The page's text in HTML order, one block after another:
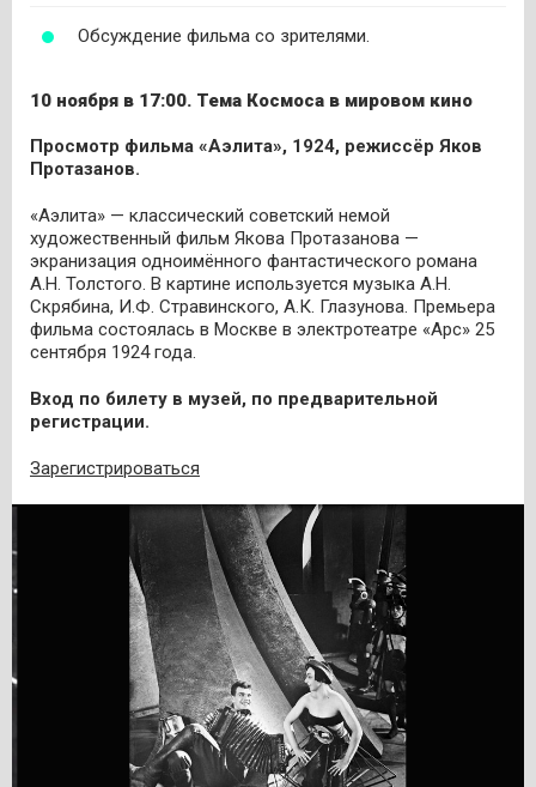
Обсуждение фильма со зрителями.
10 ноября в 17:00. Тема Космоса в мировом кино
Просмотр фильма «Аэлита», 1924, режиссёр Яков
Протазанов.
«Аэлита» — классический советский немой
художественный фильм Якова Протазанова —
экранизация одноимённого фантастического романа
А.Н. Толстого. В картине используется музыка А.Н.
Скрябина, И.Ф. Стравинского, А.К. Глазунова. Премьера
фильма состоялась в Москве в электротеатре «Арс» 25
сентября 1924 года.
Вход по билету в музей, по предварительной
регистрации.
Зарегистрироваться